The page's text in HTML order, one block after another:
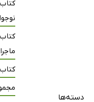
فصل بیست: ردداک لاوری
فصل بیست و یک: شورای
فصل بیست و دو:
فصل بیست و سه: دربار
فصل بیست و چهار: برادر
دسته‌ها